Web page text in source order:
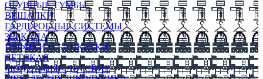
ОБУВНЫЕ ТУМБЫ
ВЕШАЛКИ
ГАРДЕРОБНЫЕ СИСТЕМЫ
ЗЕРКАЛА
ПУФИКИ И БАНКЕТКИ
ДЕТСКАЯ
МОДУЛЬНЫЕ ДЕТСКИЕ